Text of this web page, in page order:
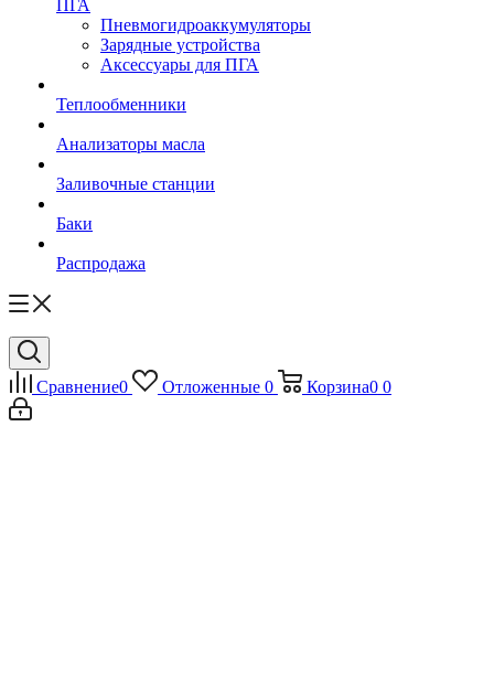
ПГА
Пневмогидроаккумуляторы
Зарядные устройства
Аксессуары для ПГА
Теплообменники
Анализаторы масла
Заливочные станции
Баки
Распродажа
Сравнение0 Отложенные 0 Корзина0 0